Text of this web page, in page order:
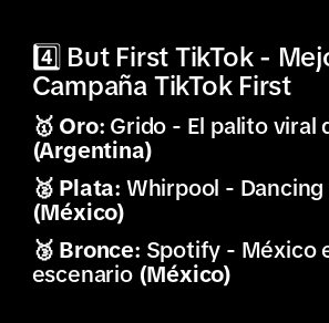
4️⃣ But First TikTok -
Campaña TikTok First
🥇 Oro: Grido - El palito viral
(Argentina)
🥈 Plata: Whirpool - Dancing
(México)
🥉 Bronce: Spotify - México
escenario(México)